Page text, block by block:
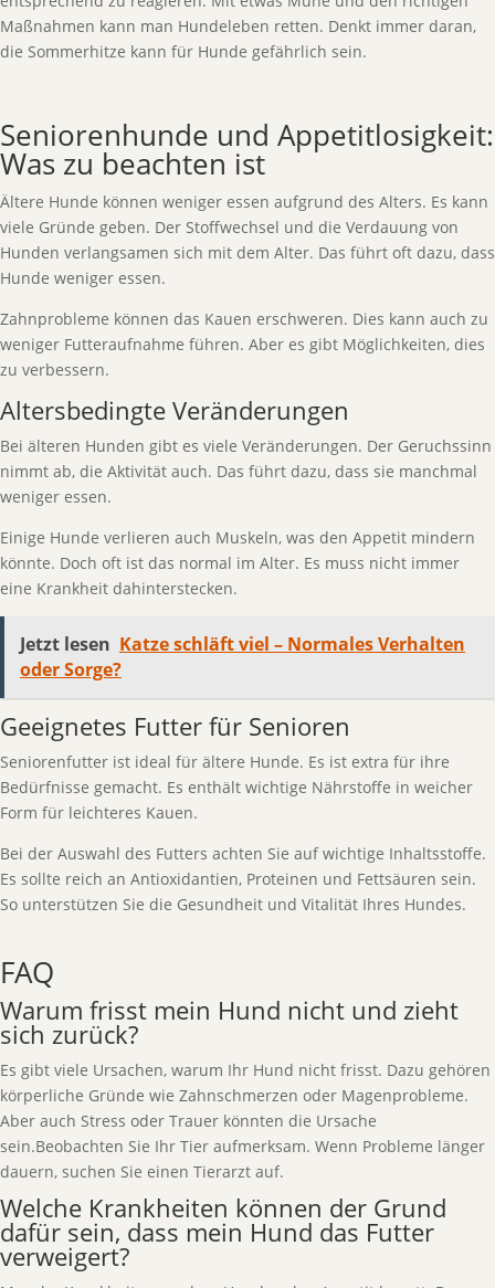
Maßnahmen kann man Hundeleben retten. Denkt immer daran,
die Sommerhitze kann für Hunde gefährlich sein.
Seniorenhunde und Appetitlosigkeit:
Was zu beachten ist
Ältere Hunde können weniger essen aufgrund des Alters. Es kann
viele Gründe geben. Der Stoffwechsel und die Verdauung von
Hunden verlangsamen sich mit dem Alter. Das führt oft dazu, dass
Hunde weniger essen.
Zahnprobleme können das Kauen erschweren. Dies kann auch zu
weniger Futteraufnahme führen. Aber es gibt Möglichkeiten, dies
zu verbessern.
Altersbedingte Veränderungen
Bei älteren Hunden gibt es viele Veränderungen. Der Geruchssinn
nimmt ab, die Aktivität auch. Das führt dazu, dass sie manchmal
weniger essen.
Einige Hunde verlieren auch Muskeln, was den Appetit mindern
könnte. Doch oft ist das normal im Alter. Es muss nicht immer
eine Krankheit dahinterstecken.
Jetzt lesen Katze schläft viel – Normales Verhalten
oder Sorge?
Geeignetes Futter für Senioren
Seniorenfutter ist ideal für ältere Hunde. Es ist extra für ihre
Bedürfnisse gemacht. Es enthält wichtige Nährstoffe in weicher
Form für leichteres Kauen.
Bei der Auswahl des Futters achten Sie auf wichtige Inhaltsstoffe.
Es sollte reich an Antioxidantien, Proteinen und Fettsäuren sein.
So unterstützen Sie die Gesundheit und Vitalität Ihres Hundes.
FAQ
Warum frisst mein Hund nicht und zieht
sich zurück?
Es gibt viele Ursachen, warum Ihr Hund nicht frisst. Dazu gehören
körperliche Gründe wie Zahnschmerzen oder Magenprobleme.
Aber auch Stress oder Trauer könnten die Ursache
sein.Beobachten Sie Ihr Tier aufmerksam. Wenn Probleme länger
dauern, suchen Sie einen Tierarzt auf.
Welche Krankheiten können der Grund
dafür sein, dass mein Hund das Futter
verweigert?